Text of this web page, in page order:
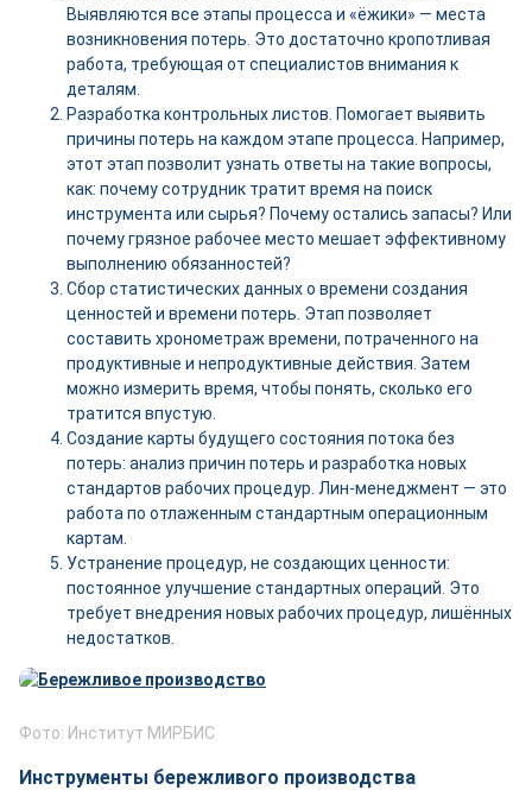
Выявляются все этапы процесса и «ёжики» — места
возникновения потерь. Это достаточно кропотливая
работа, требующая от специалистов внимания к
деталям.
Разработка контрольных листов. Помогает выявить
причины потерь на каждом этапе процесса. Например,
этот этап позволит узнать ответы на такие вопросы,
как: почему сотрудник тратит время на поиск
инструмента или сырья? Почему остались запасы? Или
почему грязное рабочее место мешает эффективному
выполнению обязанностей?
Сбор статистических данных о времени создания
ценностей и времени потерь. Этап позволяет
составить хронометраж времени, потраченного на
продуктивные и непродуктивные действия. Затем
можно измерить время, чтобы понять, сколько его
тратится впустую.
Создание карты будущего состояния потока без
потерь: анализ причин потерь и разработка новых
стандартов рабочих процедур. Лин-менеджмент — это
работа по отлаженным стандартным операционным
картам.
Устранение процедур, не создающих ценности:
постоянное улучшение стандартных операций. Это
требует внедрения новых рабочих процедур, лишённых
недостатков.
Фото: Институт МИРБИС
Инструменты бережливого производства